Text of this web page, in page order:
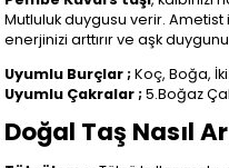
Mutluluk duygusu verir. Ametist
enerjinizi arttırır ve aşk
Uyumlu Burçlar ;Koç, Boğa,
Uyumlu Çakralar ;5.Boğaz
Doğal Taş Nasıl